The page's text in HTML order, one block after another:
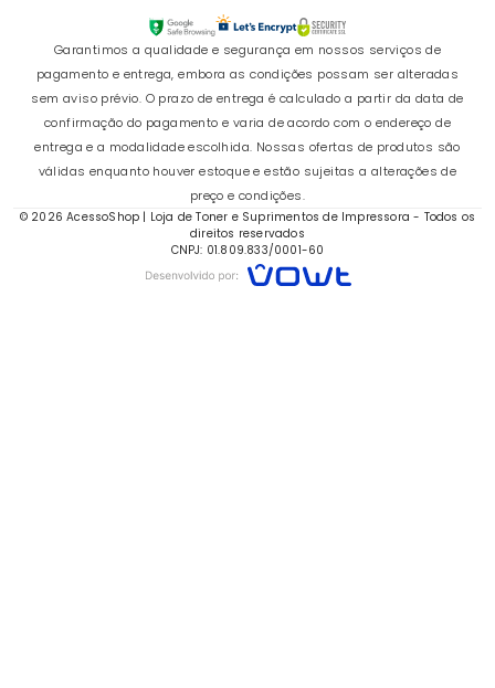
Garantimos a qualidade e segurança em nossos serviços de
pagamento e entrega, embora as condições possam ser alteradas
sem aviso prévio. O prazo de entrega é calculado a partir da data de
confirmação do pagamento e varia de acordo com o endereço de
entrega e a modalidade escolhida. Nossas ofertas de produtos são
válidas enquanto houver estoque e estão sujeitas a alterações de
preço e condições.
© 2026 AcessoShop | Loja de Toner e Suprimentos de Impressora - Todos os
direitos reservados
CNPJ: 01.809.833/0001-60